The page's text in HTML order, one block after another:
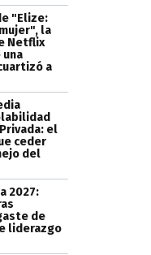
"Elize:
la
Netflix
a
el
ceder
del
2027:
de
liderazgo